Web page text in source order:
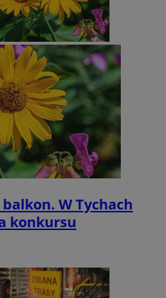
W Tychach
konkursu